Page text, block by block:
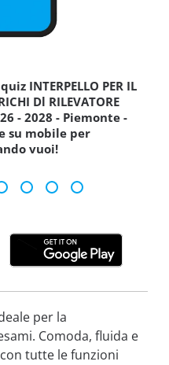
INTERPELLO PER IL
Dl RILEVATORE
- 2028 - Piemonte -
su mobile per
vuoi!
per la
Comoda, fluida e
tutte le funzioni